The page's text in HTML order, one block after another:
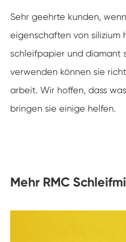
Sehr geehrte kunden,
eigenschaften von silizium
schleifpapier und diamant
verwenden können sie
arbeit. Wir hoffen, dass
bringen sie einige helfen.
Mehr RMC